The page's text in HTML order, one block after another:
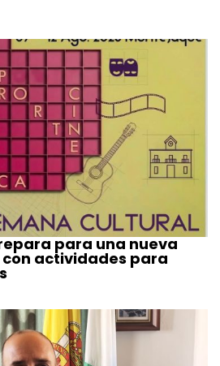
para una nueva
actividades para